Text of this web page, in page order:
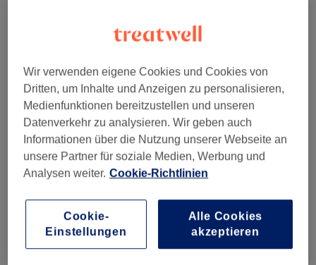
4,8
Sauberkeit
Service
Behandlung Alle Bewertungen
Wir verwenden eigene Cookies und Cookies von
Dritten, um Inhalte und Anzeigen zu personalisieren,
Medienfunktionen bereitzustellen und unseren
Datenverkehr zu analysieren. Wir geben auch
Informationen über die Nutzung unserer Webseite an
unsere Partner für soziale Medien, Werbung und
Analysen weiter. Cookie-Richtlinien
Cookie-
Einstellungen
Alle Cookies
akzeptieren